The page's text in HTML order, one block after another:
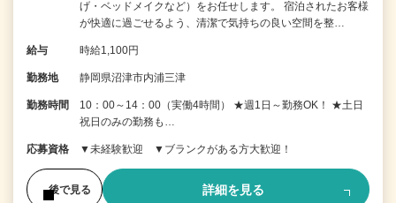
げ・ベッドメイクなど）をお任せします。 宿泊されたお客様
が快適に過ごせるよう、清潔で気持ちの良い空間を整…
給与 時給1,100円
勤務地 静岡県沼津市内浦三津
勤務時間
10：00～14：00（実働4時間） ★週1日～勤務OK！ ★土日
祝日のみの勤務も…
応募資格 ▼未経験歓迎 ▼ブランクがある方大歓迎！
後で見る 詳細を見る